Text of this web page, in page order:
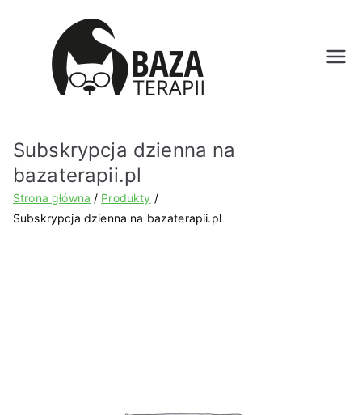
Bazat
Subskrypcja dzienna na
bazaterapii.pl
Strona główna
Produkty
Subskrypcja dzienna na bazaterapii.pl